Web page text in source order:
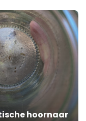
hoornaar